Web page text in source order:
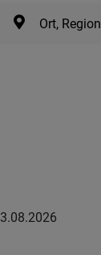
Ort, Region